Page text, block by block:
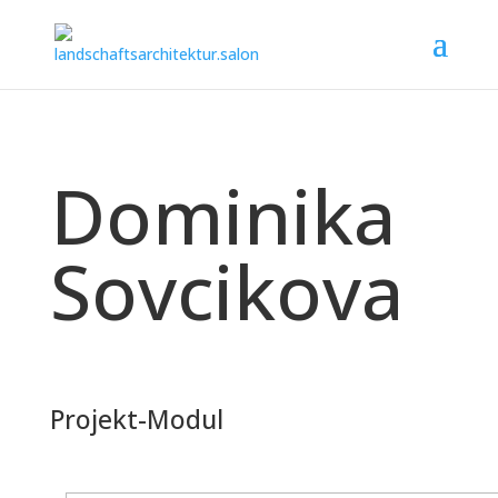
Dominika
Sovcikova
Projekt-Modul